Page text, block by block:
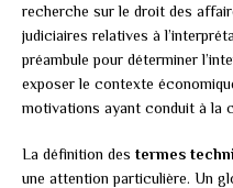
recherche sur le droit des
judiciaires relatives à
préambule pour déterminer
exposer le contexte
motivations ayant conduit à la
La définition des termes
une attention particulière. Un